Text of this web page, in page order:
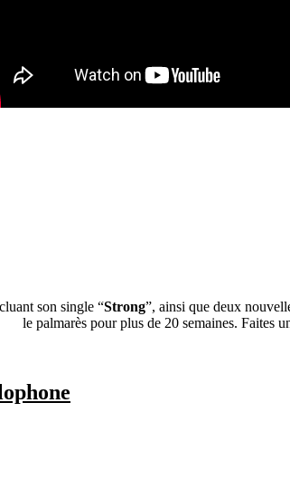
son single “Strong”, ainsi que deux
le palmarès pour plus de 20 semaines. Faites